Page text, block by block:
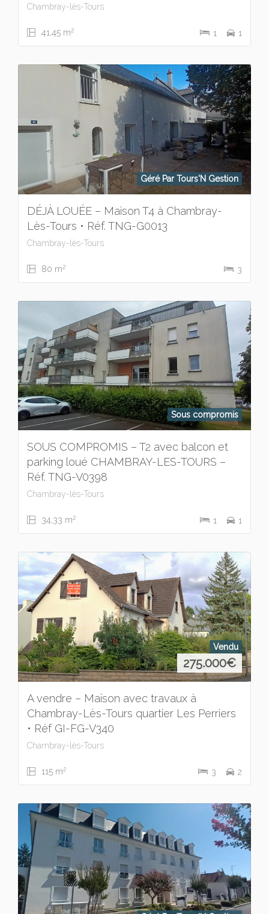
Chambray-lès-Tours
41,45 m2 1 1
Géré Par Tours'N Gestion
DÉJÀ LOUÉE – Maison T4 à Chambray-
Lès-Tours • Réf. TNG-G0013
Chambray-lès-Tours
80 m2 3
Sous compromis
SOUS COMPROMIS – T2 avec balcon et
parking loué CHAMBRAY-LES-TOURS –
Réf. TNG-V0398
Chambray-lès-Tours
34,33 m2 1 1
Vendu
275.000€
A vendre – Maison avec travaux à
Chambray-Lès-Tours quartier Les Perriers
• Réf GI-FG-V340
Chambray-lès-Tours
115 m2 3 2